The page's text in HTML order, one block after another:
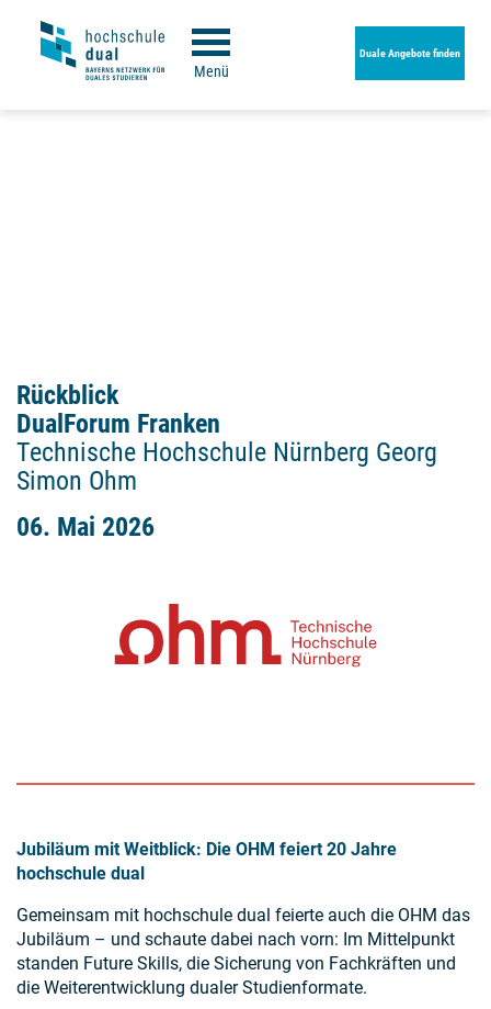
Menü
Duale Angebote finden
Rückblick
DualForum Franken
Technische Hochschule Nürnberg Georg
Simon Ohm
06. Mai 2026
Jubiläum mit Weitblick: Die OHM feiert 20 Jahre
hochschule dual
Gemeinsam mit hochschule dual feierte auch die OHM das
Jubiläum – und schaute dabei nach vorn: Im Mittelpunkt
standen Future Skills, die Sicherung von Fachkräften und
die Weiterentwicklung dualer Studienformate.